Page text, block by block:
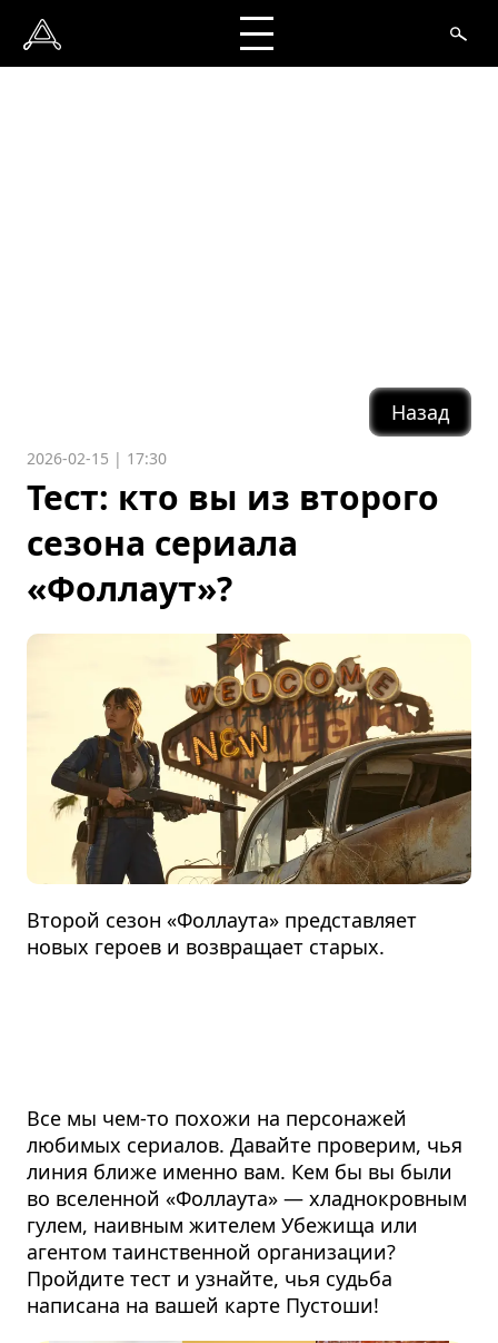
Назад
2026-02-15 | 17:30
Тест: кто вы из второго
сезона сериала
«Фоллаут»?
Второй сезон «Фоллаута» представляет
новых героев и возвращает старых.
Все мы чем-то похожи на персонажей
любимых сериалов. Давайте проверим, чья
линия ближе именно вам. Кем бы вы были
во вселенной «Фоллаута» — хладнокровным
гулем, наивным жителем Убежища или
агентом таинственной организации?
Пройдите тест и узнайте, чья судьба
написана на вашей карте Пустоши!